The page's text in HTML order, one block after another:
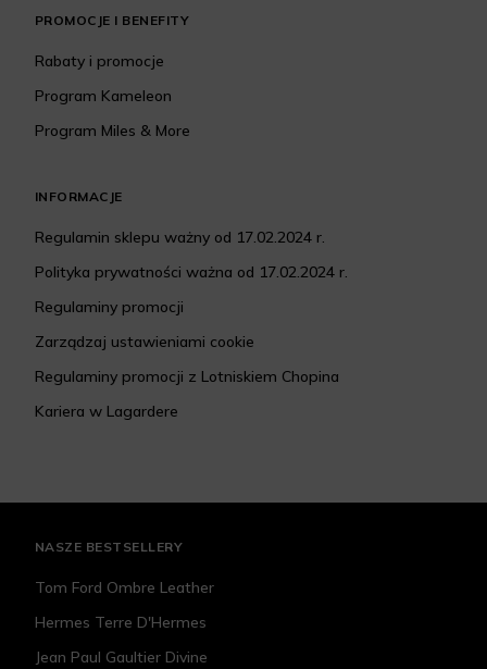
PROMOCJE I BENEFITY
Rabaty i promocje
Program Kameleon
Program Miles & More
INFORMACJE
Regulamin sklepu ważny od 17.02.2024 r.
Polityka prywatności ważna od 17.02.2024 r.
Regulaminy promocji
Zarządzaj ustawieniami cookie
Regulaminy promocji z Lotniskiem Chopina
Kariera w Lagardere
NASZE BESTSELLERY
Tom Ford Ombre Leather
Hermes Terre D'Hermes
Jean Paul Gaultier Divine